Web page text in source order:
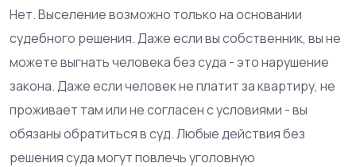
Нет. Выселение возможно только на основании
судебного решения. Даже если вы собственник, вы не
можете выгнать человека без суда - это нарушение
закона. Даже если человек не платит за квартиру, не
проживает там или не согласен с условиями - вы
обязаны обратиться в суд. Любые действия без
решения суда могут повлечь уголовную